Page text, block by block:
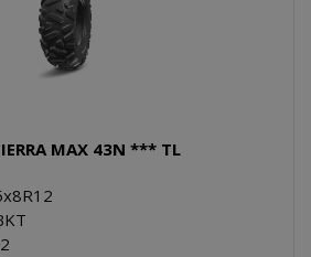
MAX 43N *** TL